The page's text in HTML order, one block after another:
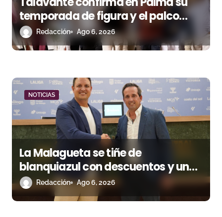
temporada de figura y el palco
niega el premio a Roca Rey
Redacción Ago 6, 2026
NOTICIAS
La Malagueta se tiñe de
blanquiazul con descuentos y una
corrida homenaje al Málaga CF
Redacción Ago 6, 2026